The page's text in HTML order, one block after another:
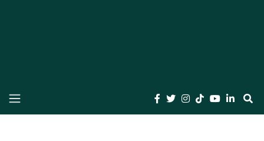
Periódico el Bogotano de la Casa Editorial el